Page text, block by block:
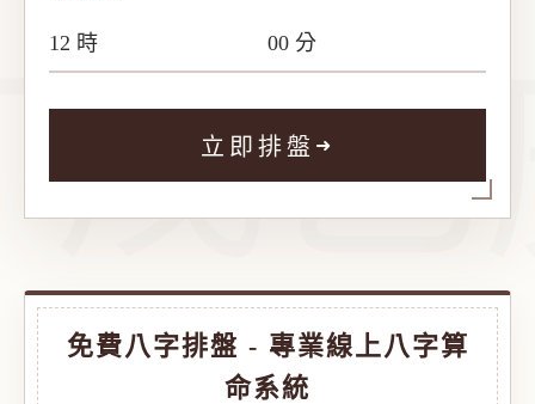
立即排盤 ➜
免費八字排盤 - 專業線上八字算
命系統